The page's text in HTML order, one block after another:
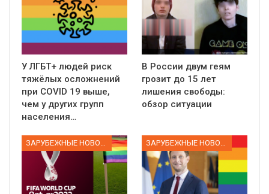
У ЛГБТ+ людей риск
тяжёлых осложнений
при COVID 19 выше,
чем у других групп
населения…
В России двум геям
грозит до 15 лет
лишения свободы:
обзор ситуации
ЗАРУБЕЖНЫЕ НОВОСТИ ЗАРУБЕЖНЫЕ НОВОСТИ